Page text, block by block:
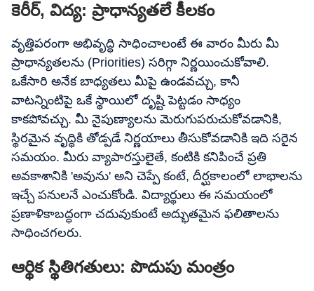
కెరీర్, విద్య: ప్రాధాన్యతలే కీలకం
వృత్తిపరంగా అభివృద్ధి సాధించాలంటే ఈ వారం మీరు మీ
ప్రాధాన్యతలను (Priorities) సరిగ్గా నిర్ణయించుకోవాలి.
ఒకేసారి అనేక బాధ్యతలు మీపై ఉండవచ్చు, కానీ
వాటన్నింటిపై ఒకే స్థాయిలో దృష్టి పెట్టడం సాధ్యం
కాకపోవచ్చు. మీ నైపుణ్యాలను మెరుగుపరుచుకోవడానికి,
స్థిరమైన వృద్ధికి తోడ్పడే నిర్ణయాలు తీసుకోవడానికి ఇది సరైన
సమయం. మీరు వ్యాపారస్తులైతే, కంటికి కనిపించే ప్రతి
అవకాశానికి 'అవును' అని చెప్పే కంటే, దీర్ఘకాలంలో లాభాలను
ఇచ్చే పనులనే ఎంచుకోండి. విద్యార్థులు ఈ సమయంలో
ప్రణాళికాబద్ధంగా చదువుకుంటే అద్భుతమైన ఫలితాలను
సాధించగలరు.
ఆర్థిక స్థితిగతులు: పొదుపు మంత్రం